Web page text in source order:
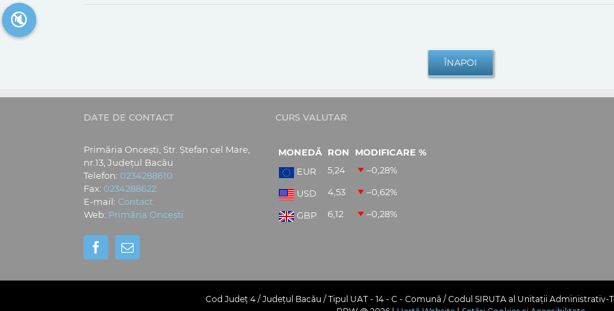
DATE DE CONTACT
Primăria Oncești, Str. Ștefan cel Mare,
nr.13, Județul Bacău
Telefon: 0234288610
Fax: 0234288622
E-mail: Contact
Web: Primăria Oncești
CURS VALUTAR
MONEDĂ RON
MODIFICARE %
EUR
5,24 –0,28%
USD 4,53 –0,62%
GBP 6,12 –0,28%
Cod Județ 4 / Județul Bacău / Tipul UAT - 14 - C - Comună / Codul SIRUTA al Unitații Administrativ-
🔇